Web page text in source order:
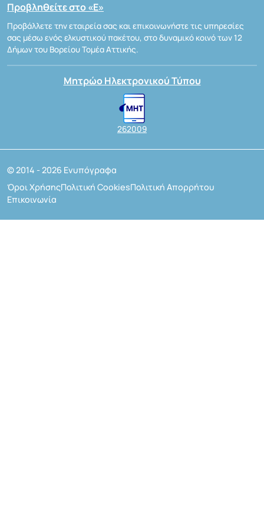
Προβληθείτε στο «Ε»
Προβάλλετε την εταιρεία σας και επικοινωνήστε τις υπηρεσίες
σας μέσω ενός ελκυστικού πακέτου, στο δυναμικό κοινό των 12
Δήμων του Βορείου Τομέα Αττικής.
Μητρώο Ηλεκτρονικού Τύπου
262009
© 2014 - 2026 Ενυπόγραφα
Όροι ΧρήσηςΠολιτική CookiesΠολιτική Απορρήτου
Επικοινωνία